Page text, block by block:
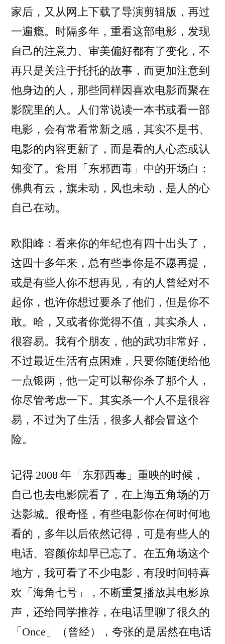
家后，又从网上下载了导演剪辑版，再过
一遍瘾。时隔多年，重看这部电影，发现
自己的注意力、审美偏好都有了变化，不
再只是关注于托托的故事，而更加注意到
他身边的人，那些同样因喜欢电影而聚在
影院里的人。人们常说读一本书或看一部
电影，会有常看常新之感，其实不是书、
电影的内容更新了，而是看的人心态或认
知变了。套用「东邪西毒」中的开场白：
佛典有云，旗未动，风也未动，是人的心
自己在动。
欧阳峰：看来你的年纪也有四十出头了，
这四十多年来，总有些事你是不愿再提，
或是有些人你不想再见，有的人曾经对不
起你，也许你想过要杀了他们，但是你不
敢。哈，又或者你觉得不值，其实杀人，
很容易。我有个朋友，他的武功非常好，
不过最近生活有点困难，只要你随便给他
一点银两，他一定可以帮你杀了那个人，
你尽管考虑一下。其实杀一个人不是很容
易，不过为了生活，很多人都会冒这个
险。
记得 2008 年「东邪西毒」重映的时候，
自己也去电影院看了，在上海五角场的万
达影城。很奇怪，有些电影你在何时何地
看的，多年以后依然记得，可是有些人的
电话、容颜你却早已忘了。在五角场这个
地方，我可看了不少电影，有段时间特喜
欢「海角七号」，不断重复播放其电影原
声，还给同学推荐，在电话里聊了很久的
「Once」（曾经），夸张的是居然在电话